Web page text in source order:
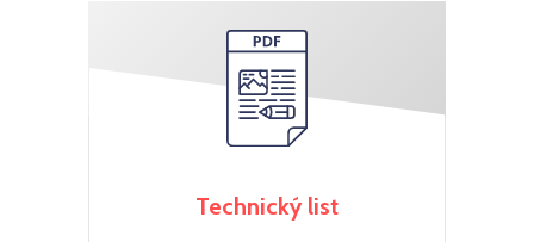
Technický list